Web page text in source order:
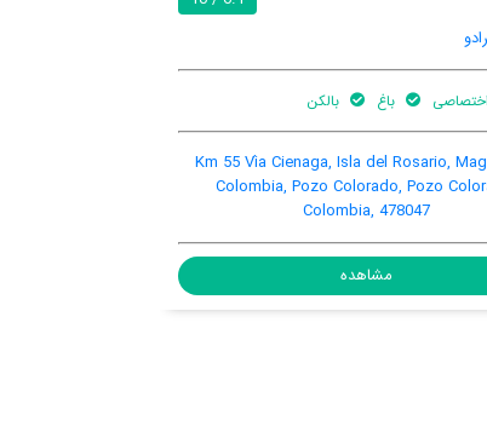
اینترنت رایگان در
Calle 17, Carrera 17, Pozo Colorado, Pozo Colorado,